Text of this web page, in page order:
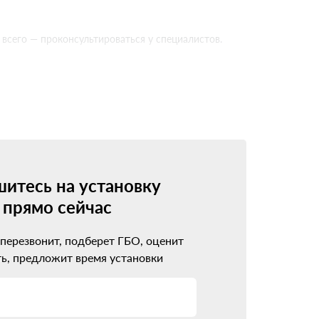
— проконсультироваться у специалистов.
на установку
прямо сейчас
подберет ГБО, оценит
предложит время установки